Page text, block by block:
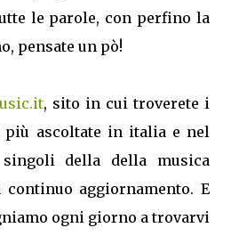
le parole, con perfino la
pensate un pò!
, sito in cui troverete i
più ascoltate in italia e nel
della della musica
aggiornamento. E
ogni giorno a trovarvi